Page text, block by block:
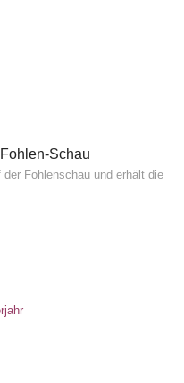
Schau
Fohlenschau und erhält die